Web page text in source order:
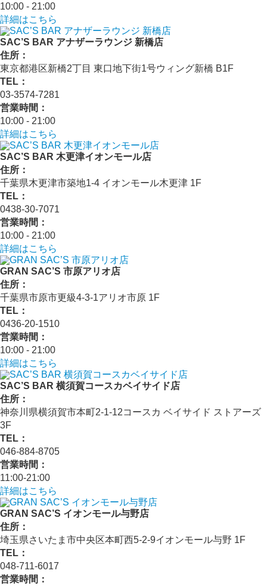
10:00 - 21:00
詳細はこちら
SAC’S BAR アナザーラウンジ 新橋店
住所：
東京都港区新橋2丁目 東口地下街1号ウィング新橋 B1F
TEL：
03-3574-7281
営業時間：
10:00 - 21:00
詳細はこちら
SAC’S BAR 木更津イオンモール店
住所：
千葉県木更津市築地1-4 イオンモール木更津 1F
TEL：
0438-30-7071
営業時間：
10:00 - 21:00
詳細はこちら
GRAN SAC’S 市原アリオ店
住所：
千葉県市原市更級4-3-1アリオ市原 1F
TEL：
0436-20-1510
営業時間：
10:00 - 21:00
詳細はこちら
SAC’S BAR 横須賀コースカベイサイド店
住所：
神奈川県横須賀市本町2-1-12コースカ ベイサイド ストアーズ
3F
TEL：
046-884-8705
営業時間：
11:00-21:00
詳細はこちら
GRAN SAC’S イオンモール与野店
住所：
埼玉県さいたま市中央区本町西5-2-9イオンモール与野 1F
TEL：
048-711-6017
営業時間：